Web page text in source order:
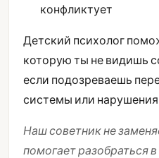
конфликтует
Детский психолог
которую ты не видишь
если подозреваешь
системы или нарушения
Наш советник не
помогает разобраться